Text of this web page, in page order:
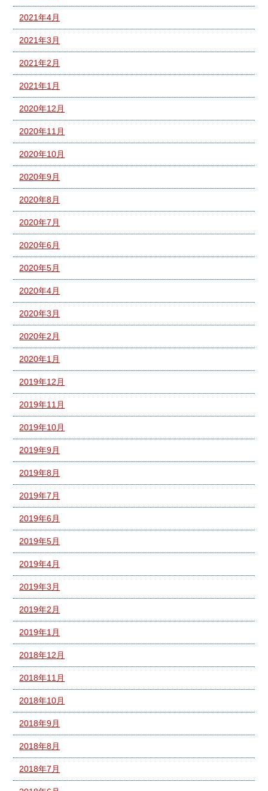
2021年4月
2021年3月
2021年2月
2021年1月
2020年12月
2020年11月
2020年10月
2020年9月
2020年8月
2020年7月
2020年6月
2020年5月
2020年4月
2020年3月
2020年2月
2020年1月
2019年12月
2019年11月
2019年10月
2019年9月
2019年8月
2019年7月
2019年6月
2019年5月
2019年4月
2019年3月
2019年2月
2019年1月
2018年12月
2018年11月
2018年10月
2018年9月
2018年8月
2018年7月